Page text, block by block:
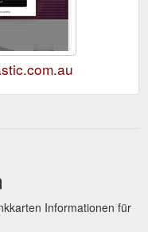
Informationen für